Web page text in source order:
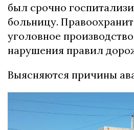
был срочно
больницу.
уголовное
нарушения правил
Выясняются причины